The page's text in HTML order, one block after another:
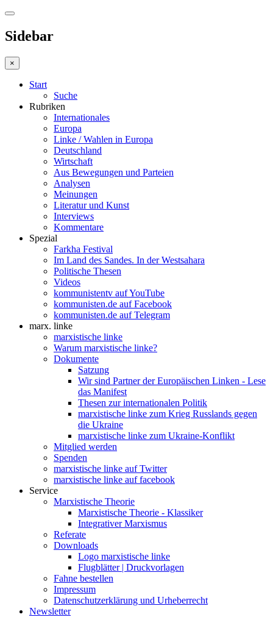
Sidebar
×
Start
Suche
Rubriken
Internationales
Europa
Linke / Wahlen in Europa
Deutschland
Wirtschaft
Aus Bewegungen und Parteien
Analysen
Meinungen
Literatur und Kunst
Interviews
Kommentare
Spezial
Farkha Festival
Im Land des Sandes. In der Westsahara
Politische Thesen
Videos
kommunistentv auf YouTube
kommunisten.de auf Facebook
kommunisten.de auf Telegram
marx. linke
marxistische linke
Warum marxistische linke?
Dokumente
Satzung
Wir sind Partner der Europäischen Linken - Lese
das Manifest
Thesen zur internationalen Politik
marxistische linke zum Krieg Russlands gegen
die Ukraine
marxistische linke zum Ukraine-Konflikt
Mitglied werden
Spenden
marxistische linke auf Twitter
marxistische linke auf facebook
Service
Marxistische Theorie
Marxistische Theorie - Klassiker
Integrativer Marxismus
Referate
Downloads
Logo marxistische linke
Flugblätter | Druckvorlagen
Fahne bestellen
Impressum
Datenschutzerklärung und Urheberrecht
Newsletter